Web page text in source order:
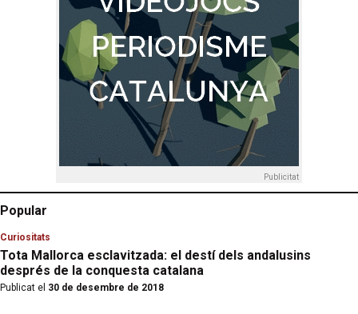
Publicitat
Popular
Curiositats
Tota Mallorca esclavitzada: el destí dels andalusins
després de la conquesta catalana
Publicat el 30 de desembre de 2018